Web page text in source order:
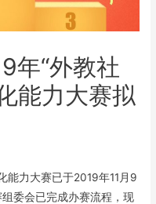
年“外教社
能力大赛拟
能力大赛已于2019年11月9
委会已完成办赛流程，现